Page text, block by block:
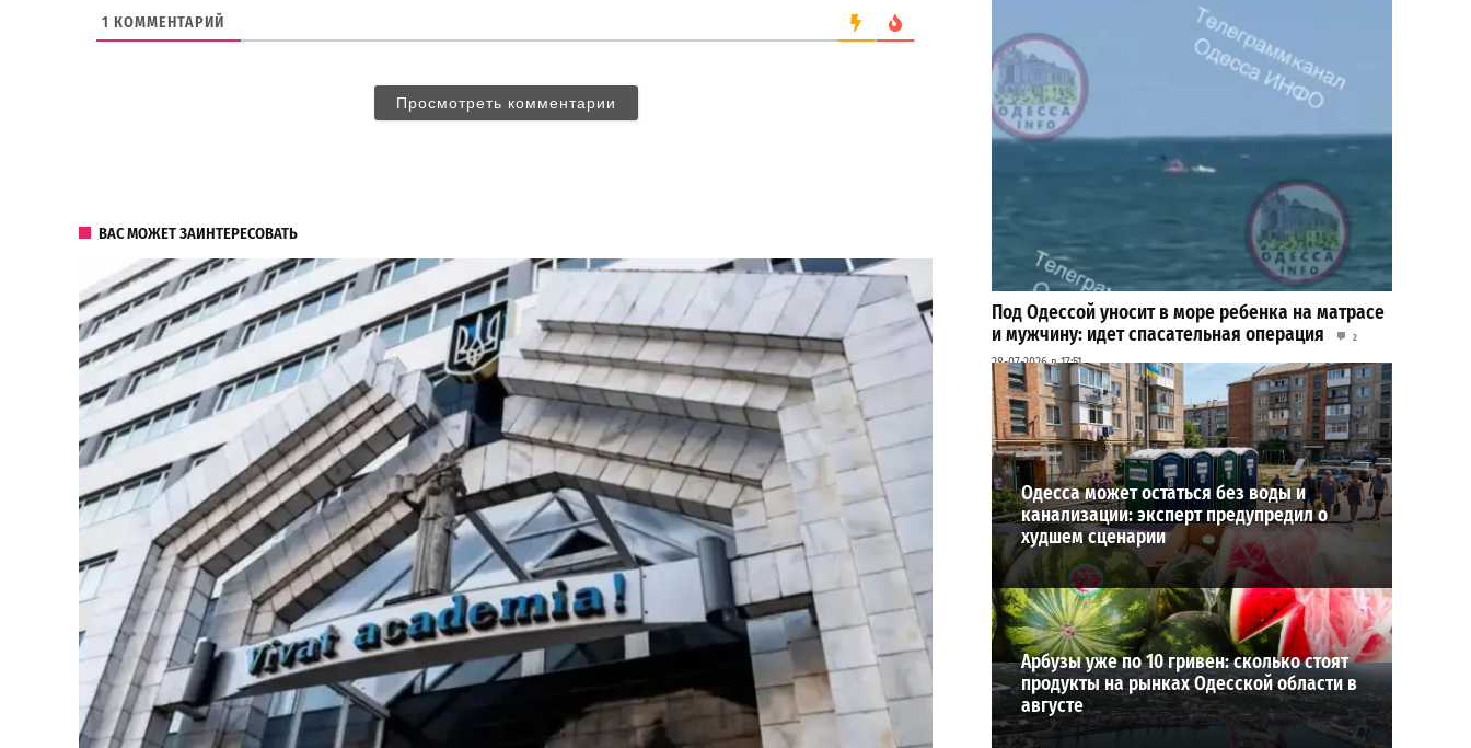
1 КОММЕНТАРИЙ
Просмотреть комментарии
ВАС МОЖЕТ ЗАИНТЕРЕСОВАТЬ
Под Одессой уносит в море ребенка на матрасе
и мужчину: идет спасательная операция
2
28-07-2026 в 17:51
ВИБОР РЕДАКЦИИ
Одесса может остаться без воды и
канализации: эксперт предупредил о
худшем сценарии
Арбузы уже по 10 гривен: сколько стоят
продукты на рынках Одесской области в
августе